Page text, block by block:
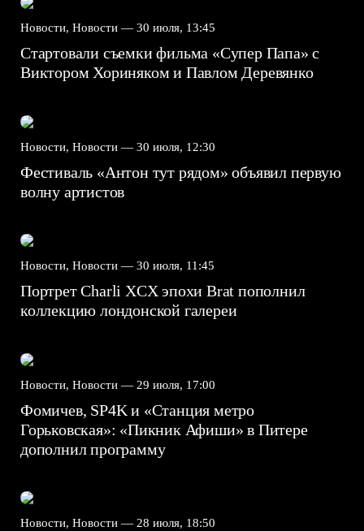
Новости, Новости — 30 июля, 13:45
Стартовали съемки фильма «Супер Папа» с
Виктором Хориняком и Павлом Деревянко
Новости, Новости — 30 июля, 12:30
Фестиваль «Антон тут рядом» объявил первую
волну артистов
Новости, Новости — 30 июля, 11:45
Портрет Charli XCX эпохи Brat пополнил
коллекцию лондонской галереи
Новости, Новости — 29 июля, 17:00
Фомичев, SP4K и «Станция метро
Горьковская»: «Пикник Афиши» в Питере
дополнил программу
Новости, Новости — 28 июля, 18:50